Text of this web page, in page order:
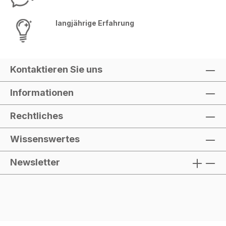
langjährige Erfahrung
Kontaktieren Sie uns
Informationen
Rechtliches
Wissenswertes
Newsletter